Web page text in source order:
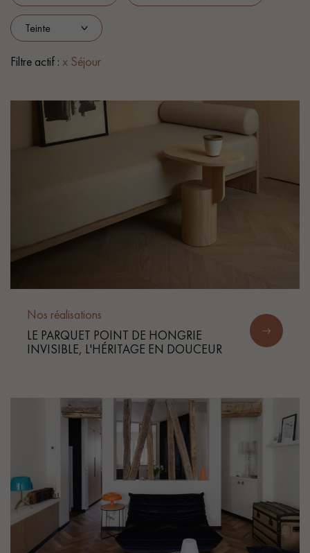
PARQUET VIEILLI
Nos conseillers sont disponibles au
pas dans le choix et la pose de votre parquet.
Un expert Décoplus Parquets vous appelle
Demandez un rendez-vous personnalisé
Filtre actif : x Séjour
Nos réalisations
LE PARQUET POINT DE HONGRIE
INVISIBLE, L'HÉRITAGE EN DOUCEUR